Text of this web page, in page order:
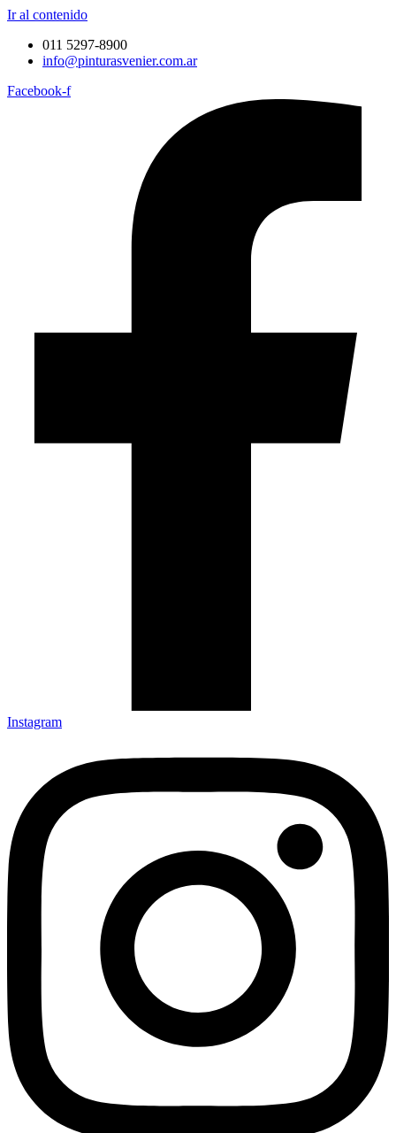
Ir al contenido
011 5297-8900
info@pinturasvenier.com.ar
Facebook-f
Instagram